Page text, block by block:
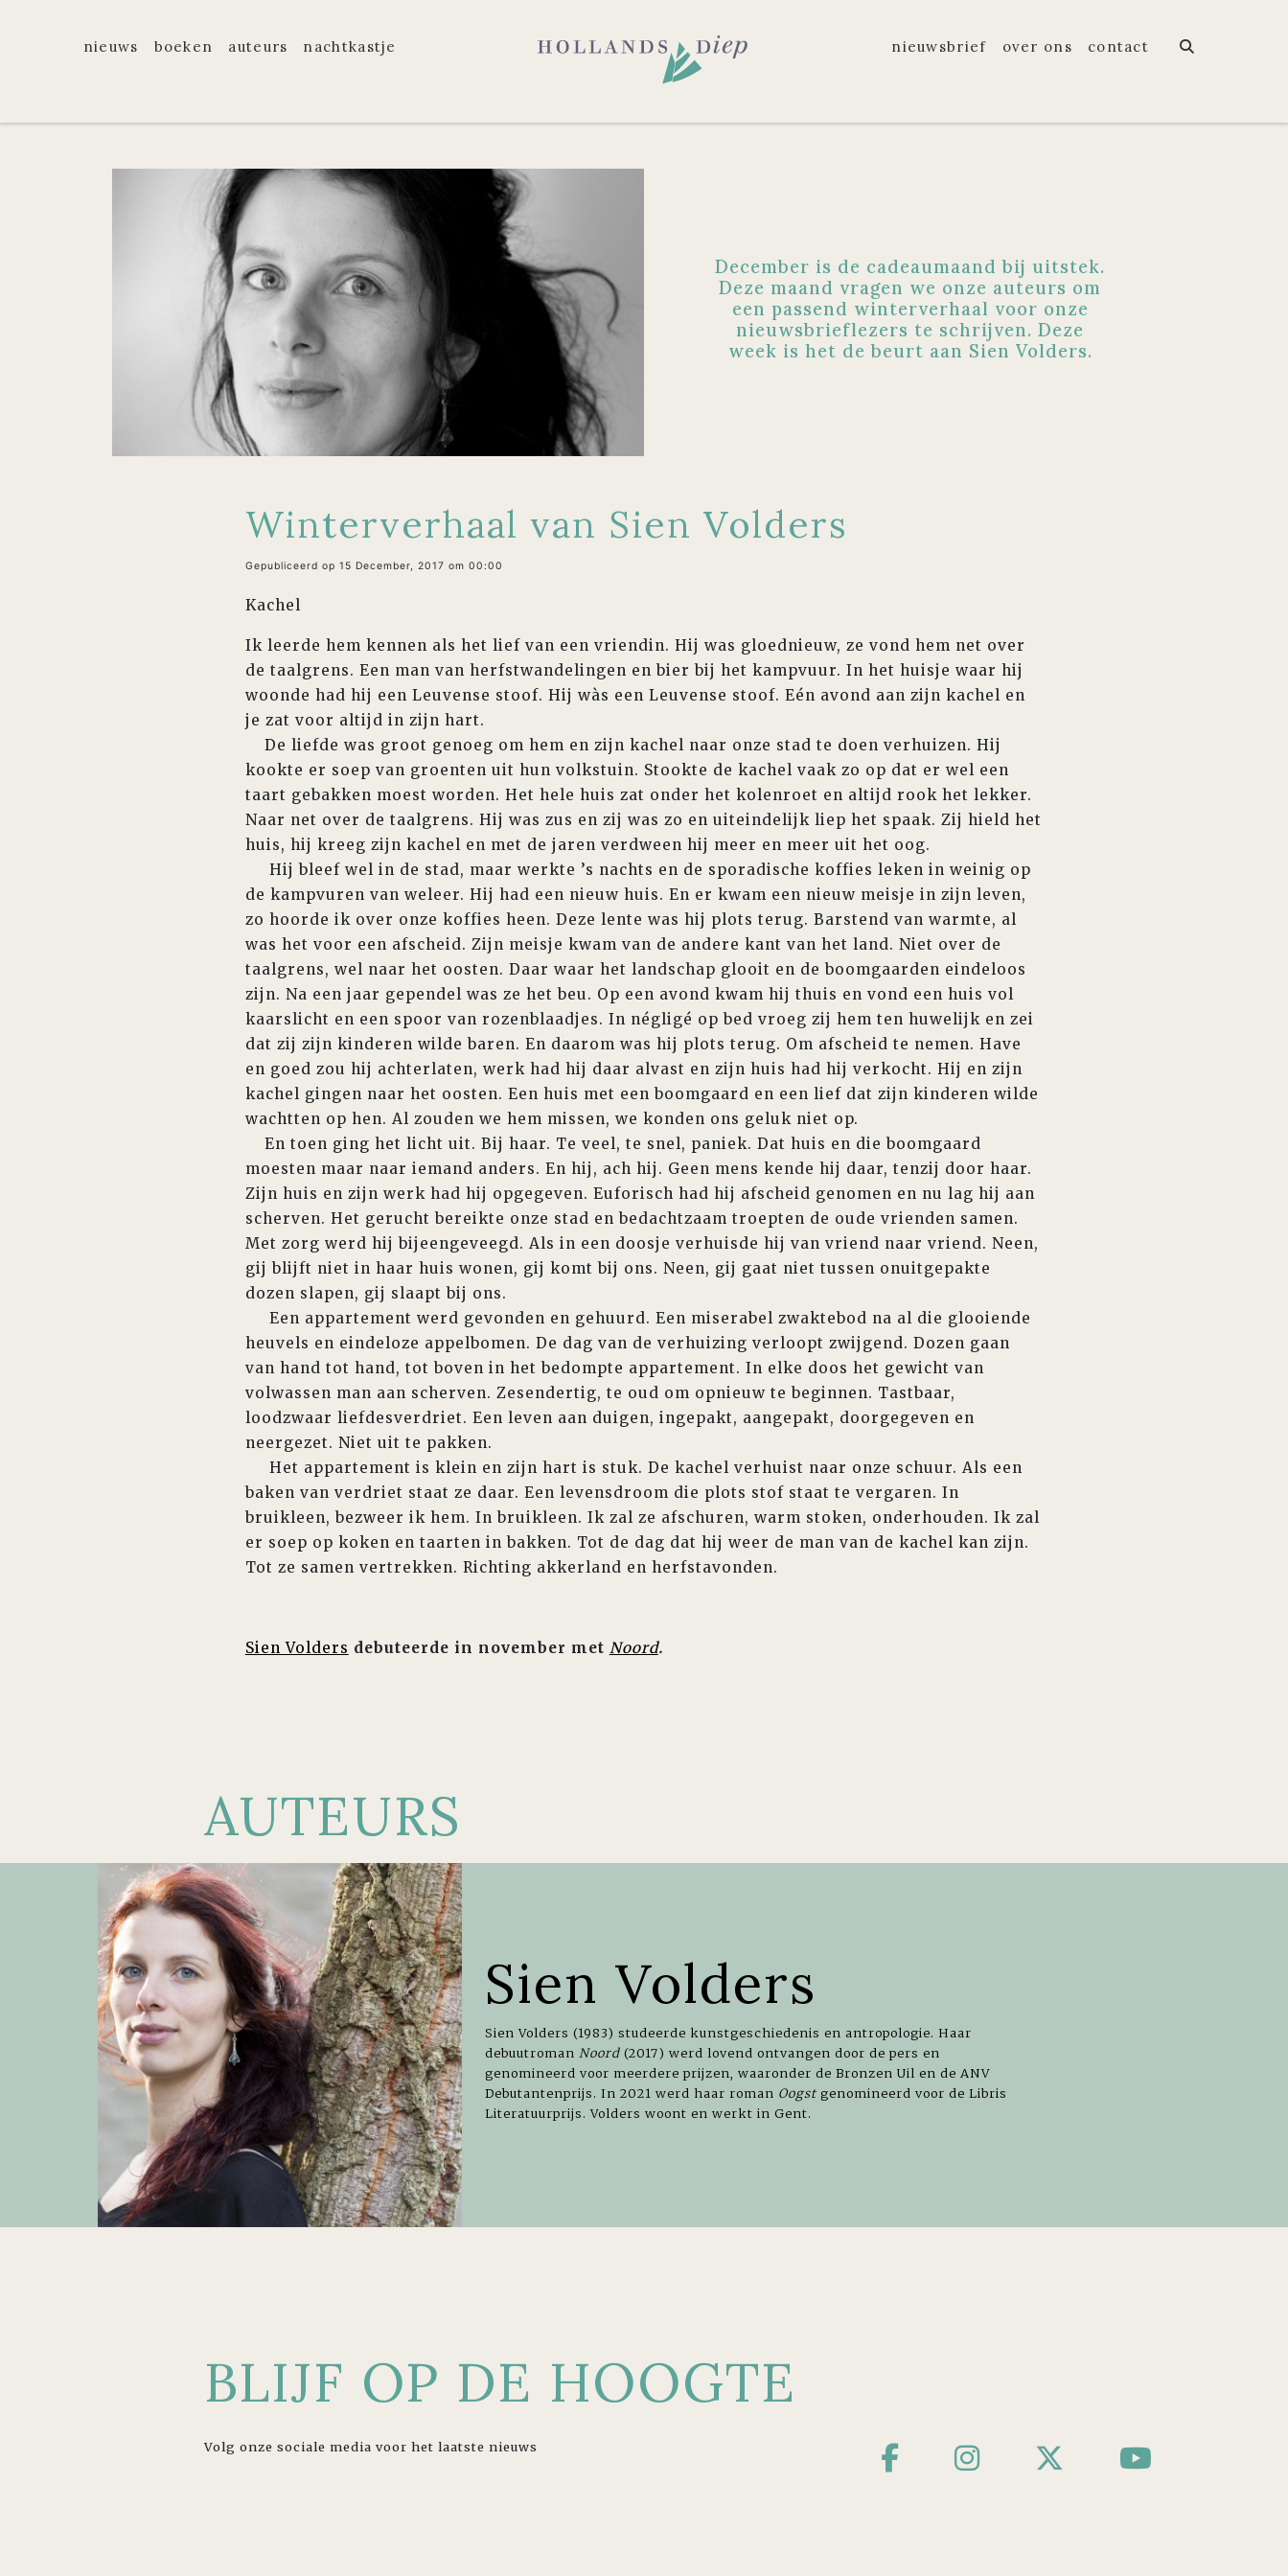
nieuws boeken auteurs nachtkastje nieuwsbrief over ons contact
December is de cadeaumaand bij uitstek.
Deze maand vragen we onze auteurs om
een passend winterverhaal voor onze
nieuwsbrieflezers te schrijven. Deze
week is het de beurt aan Sien Volders.
Winterverhaal van Sien Volders
Gepubliceerd op 15 December, 2017 om 00:00
Kachel
Ik leerde hem kennen als het lief van een vriendin. Hij was gloednieuw, ze vond hem net over
de taalgrens. Een man van herfstwandelingen en bier bij het kampvuur. In het huisje waar hij
woonde had hij een Leuvense stoof. Hij wàs een Leuvense stoof. Eén avond aan zijn kachel en
je zat voor altijd in zijn hart.
De liefde was groot genoeg om hem en zijn kachel naar onze stad te doen verhuizen. Hij
kookte er soep van groenten uit hun volkstuin. Stookte de kachel vaak zo op dat er wel een
taart gebakken moest worden. Het hele huis zat onder het kolenroet en altijd rook het lekker.
Naar net over de taalgrens. Hij was zus en zij was zo en uiteindelijk liep het spaak. Zij hield het
huis, hij kreeg zijn kachel en met de jaren verdween hij meer en meer uit het oog.
Hij bleef wel in de stad, maar werkte ’s nachts en de sporadische koffies leken in weinig op
de kampvuren van weleer. Hij had een nieuw huis. En er kwam een nieuw meisje in zijn leven,
zo hoorde ik over onze koffies heen. Deze lente was hij plots terug. Barstend van warmte, al
was het voor een afscheid. Zijn meisje kwam van de andere kant van het land. Niet over de
taalgrens, wel naar het oosten. Daar waar het landschap glooit en de boomgaarden eindeloos
zijn. Na een jaar gependel was ze het beu. Op een avond kwam hij thuis en vond een huis vol
kaarslicht en een spoor van rozenblaadjes. In négligé op bed vroeg zij hem ten huwelijk en zei
dat zij zijn kinderen wilde baren. En daarom was hij plots terug. Om afscheid te nemen. Have
en goed zou hij achterlaten, werk had hij daar alvast en zijn huis had hij verkocht. Hij en zijn
kachel gingen naar het oosten. Een huis met een boomgaard en een lief dat zijn kinderen wilde
wachtten op hen. Al zouden we hem missen, we konden ons geluk niet op.
En toen ging het licht uit. Bij haar. Te veel, te snel, paniek. Dat huis en die boomgaard
moesten maar naar iemand anders. En hij, ach hij. Geen mens kende hij daar, tenzij door haar.
Zijn huis en zijn werk had hij opgegeven. Euforisch had hij afscheid genomen en nu lag hij aan
scherven. Het gerucht bereikte onze stad en bedachtzaam troepten de oude vrienden samen.
Met zorg werd hij bijeengeveegd. Als in een doosje verhuisde hij van vriend naar vriend. Neen,
gij blijft niet in haar huis wonen, gij komt bij ons. Neen, gij gaat niet tussen onuitgepakte
dozen slapen, gij slaapt bij ons.
Een appartement werd gevonden en gehuurd. Een miserabel zwaktebod na al die glooiende
heuvels en eindeloze appelbomen. De dag van de verhuizing verloopt zwijgend. Dozen gaan
van hand tot hand, tot boven in het bedompte appartement. In elke doos het gewicht van
volwassen man aan scherven. Zesendertig, te oud om opnieuw te beginnen. Tastbaar,
loodzwaar liefdesverdriet. Een leven aan duigen, ingepakt, aangepakt, doorgegeven en
neergezet. Niet uit te pakken.
Het appartement is klein en zijn hart is stuk. De kachel verhuist naar onze schuur. Als een
baken van verdriet staat ze daar. Een levensdroom die plots stof staat te vergaren. In
bruikleen, bezweer ik hem. In bruikleen. Ik zal ze afschuren, warm stoken, onderhouden. Ik zal
er soep op koken en taarten in bakken. Tot de dag dat hij weer de man van de kachel kan zijn.
Tot ze samen vertrekken. Richting akkerland en herfstavonden.
Sien Volders debuteerde in november met Noord.
AUTEURS
Sien Volders
Sien Volders (1983) studeerde kunstgeschiedenis en antropologie. Haar
debuutroman Noord (2017) werd lovend ontvangen door de pers en
genomineerd voor meerdere prijzen, waaronder de Bronzen Uil en de ANV
Debutantenprijs. In 2021 werd haar roman Oogstgenomineerd voor de Libris
Literatuurprijs. Volders woont en werkt in Gent.
BLIJF OP DE HOOGTE
Volg onze sociale media voor het laatste nieuws